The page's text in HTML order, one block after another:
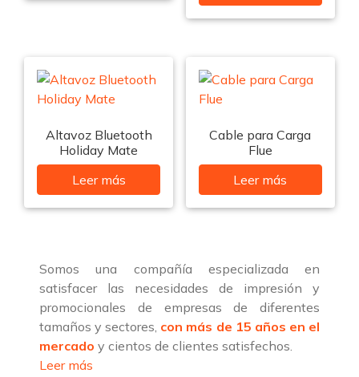
Altavoz Bluetooth
Holiday Mate
Leer más
Cable para Carga
Flue
Leer más
Somos una compañía especializada en
satisfacer las necesidades de impresión y
promocionales de empresas de diferentes
tamaños y sectores, con más de 15 años en el
mercado y cientos de clientes satisfechos.
Leer más